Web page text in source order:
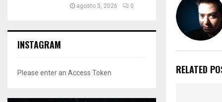
RELATED
agosto 5, 2026 0
INSTAGRAM
Please enter an Access Token